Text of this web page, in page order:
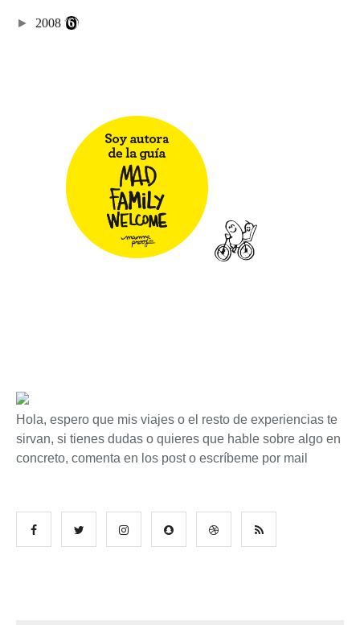
► 2008 (6)
Hola, espero que mis viajes o el resto de experiencias te
sirvan, si tienes dudas o quieres que hable sobre algo en
concreto, comenta en los post o escríbeme por mail